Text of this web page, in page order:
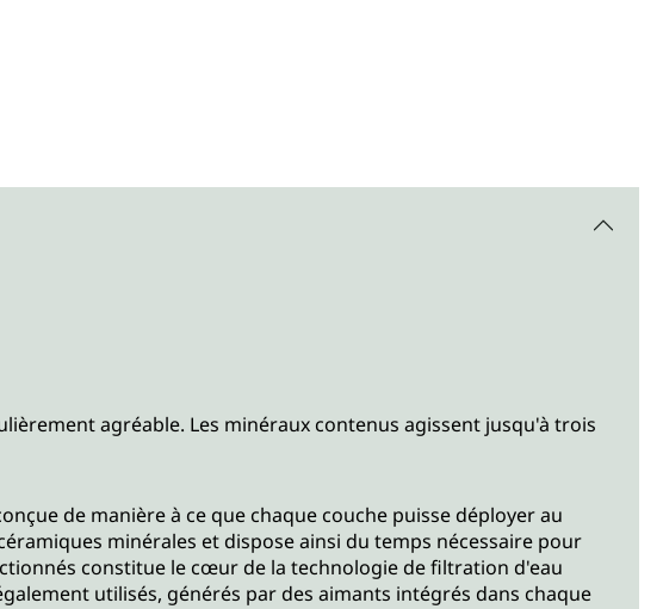
agréable. Les minéraux contenus agissent jusqu'à trois
de manière à ce que chaque couche puisse déployer au
minérales et dispose ainsi du temps nécessaire pour
constitue le cœur de la technologie de filtration d'eau
utilisés, générés par des aimants intégrés dans chaque